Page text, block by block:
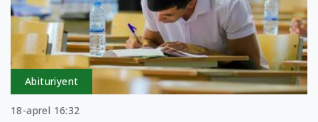
Abituriyent
18-aprel 16:32